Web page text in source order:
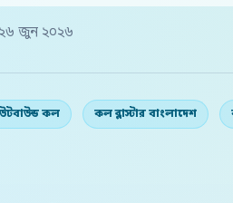
জুন ২০২৬
কল কল ব্লাস্টার বাংলাদেশ